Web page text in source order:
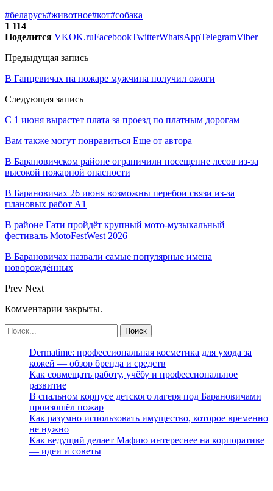
#беларусь#животное#кот#собака
1 114
Поделится VKOK.ruFacebookTwitterWhatsAppTelegramViber
Предыдущая запись
В Ганцевичах на пожаре мужчина получил ожоги
Следующая запись
С 1 июня вырастет плата за проезд по платным дорогам
Вам также могут понравиться Еще от автора
В Барановичском районе ограничили посещение лесов из-за
высокой пожарной опасности
В Барановичах 26 июня возможны перебои связи из-за
плановых работ A1
В районе Гати пройдёт крупный мото-музыкальный
фестиваль MotoFestWest 2026
В Барановичах назвали самые популярные имена
новорождённых
Prev Next
Комментарии закрыты.
Dermatime: профессиональная косметика для ухода за
кожей — обзор бренда и средств
Как совмещать работу, учёбу и профессиональное
развитие
В спальном корпусе детского лагеря под Барановичами
произошёл пожар
Как разумно использовать имущество, которое временно
не нужно
Как ведущий делает Мафию интереснее на корпоративе
— идеи и советы